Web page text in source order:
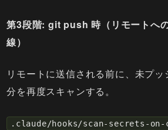
第3段階: git push 時（リモートへ
線）
リモートに送信される前に、未プ
分を再度スキャンする。
.claude/hooks/scan-secrets-on-